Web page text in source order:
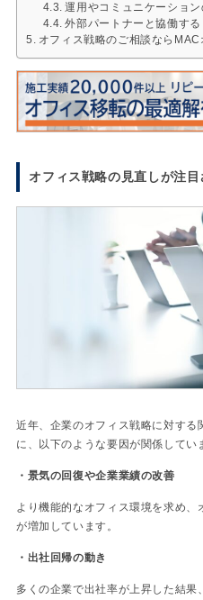
運用やコミュニケーショ
外部パートナーと協働する
オフィス戦略のご相談ならMAC
オフィス戦略の見直しが注
近年、企業のオフィス戦略に対する
に、以下のような要因が関係してい
・景気の回復や企業業績の改善
より機能的なオフィス環境を求め
が増加しています。
・出社回帰の動き
多くの企業で出社率が上昇した結